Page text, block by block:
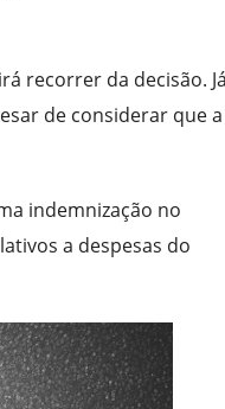
recorrer da decisão. Já
de considerar que a
indemnização no
a despesas do